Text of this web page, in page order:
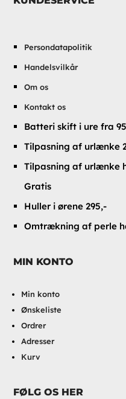
Persondatapolitik
Handelsvilkår
Om os
Kontakt os
Batteri skift i ure fra
Tilpasning af urlænke
Tilpasning af urlænke
Gratis
Huller i ørene 295,-
Omtrækning af perle
MIN KONTO
Min konto
Ønskeliste
Ordrer
Adresser
Kurv
FØLG OS HER